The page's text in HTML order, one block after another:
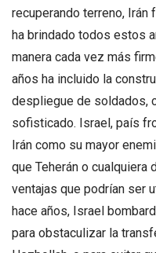
recuperando terreno,
ha brindado todos estos
manera cada vez más
años ha incluido la
despliegue de soldados,
sofisticado. Israel, país
Irán como su mayor
que Teherán o cualquiera
ventajas que podrían ser
hace años, Israel
para obstaculizar la